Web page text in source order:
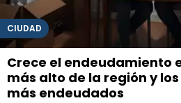
CIUDAD
Crece el endeudamiento
más alto de la región y
más endeudados